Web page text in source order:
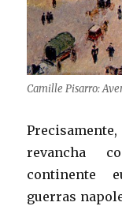
Camille Pisarro:
revancha
continente
guerras